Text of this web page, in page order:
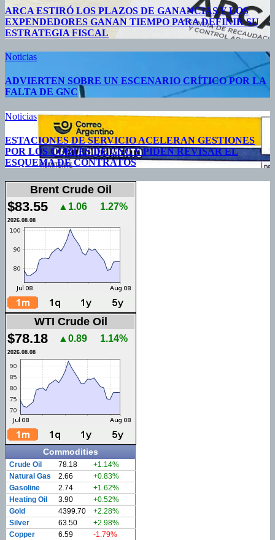
ARCA ESTIRÓ LOS PLAZOS DE GANANCIAS Y LOS
EXPENDEDORES GANAN TIEMPO PARA DEFINIR SU
ESTRATEGIA FISCAL
Noticias
ADVIERTEN SOBRE UN ESCENARIO CRÍTICO POR LA
FALTA DE GNC
Noticias
ESTACIONES DE SERVICIO ACELERAN GESTIONES
POR LOS CORTES DE GNC Y PIDEN REVISAR EL
ESQUEMA DE CONTRATOS
Brent Crude Oil
$83.55 ▲1.06 1.27%
2026.08.08
WTI Crude Oil
$78.18 ▲0.89 1.14%
2026.08.08
Commodities
Crude Oil 78.18
+1.14%
Natural Gas
2.66
+0.83%
Gasoline
2.74
+1.62%
Heating Oil
3.90
+0.52%
Gold
4399.70
+2.28%
Silver
63.50
+2.98%
Copper
6.59 -1.79%